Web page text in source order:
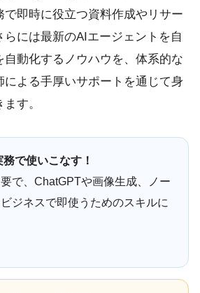
で即時に役立つ資料作成やリサー
らには最新のAIエージェントを自
自動化するノウハウを、体系的な
による手厚いサポートを通じて身
す。
で使いこなす！
で、ChatGPTや画像生成、ノー
ジネスで即使うためのスキルに